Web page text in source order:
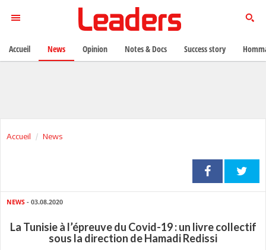
Accueil News
NEWS - 03.08.2020
La Tunisie à l’épreuve du Covid-19 : un livre collectif
sous la direction de Hamadi Redissi
Accueil News Opinion Notes & Docs Success story